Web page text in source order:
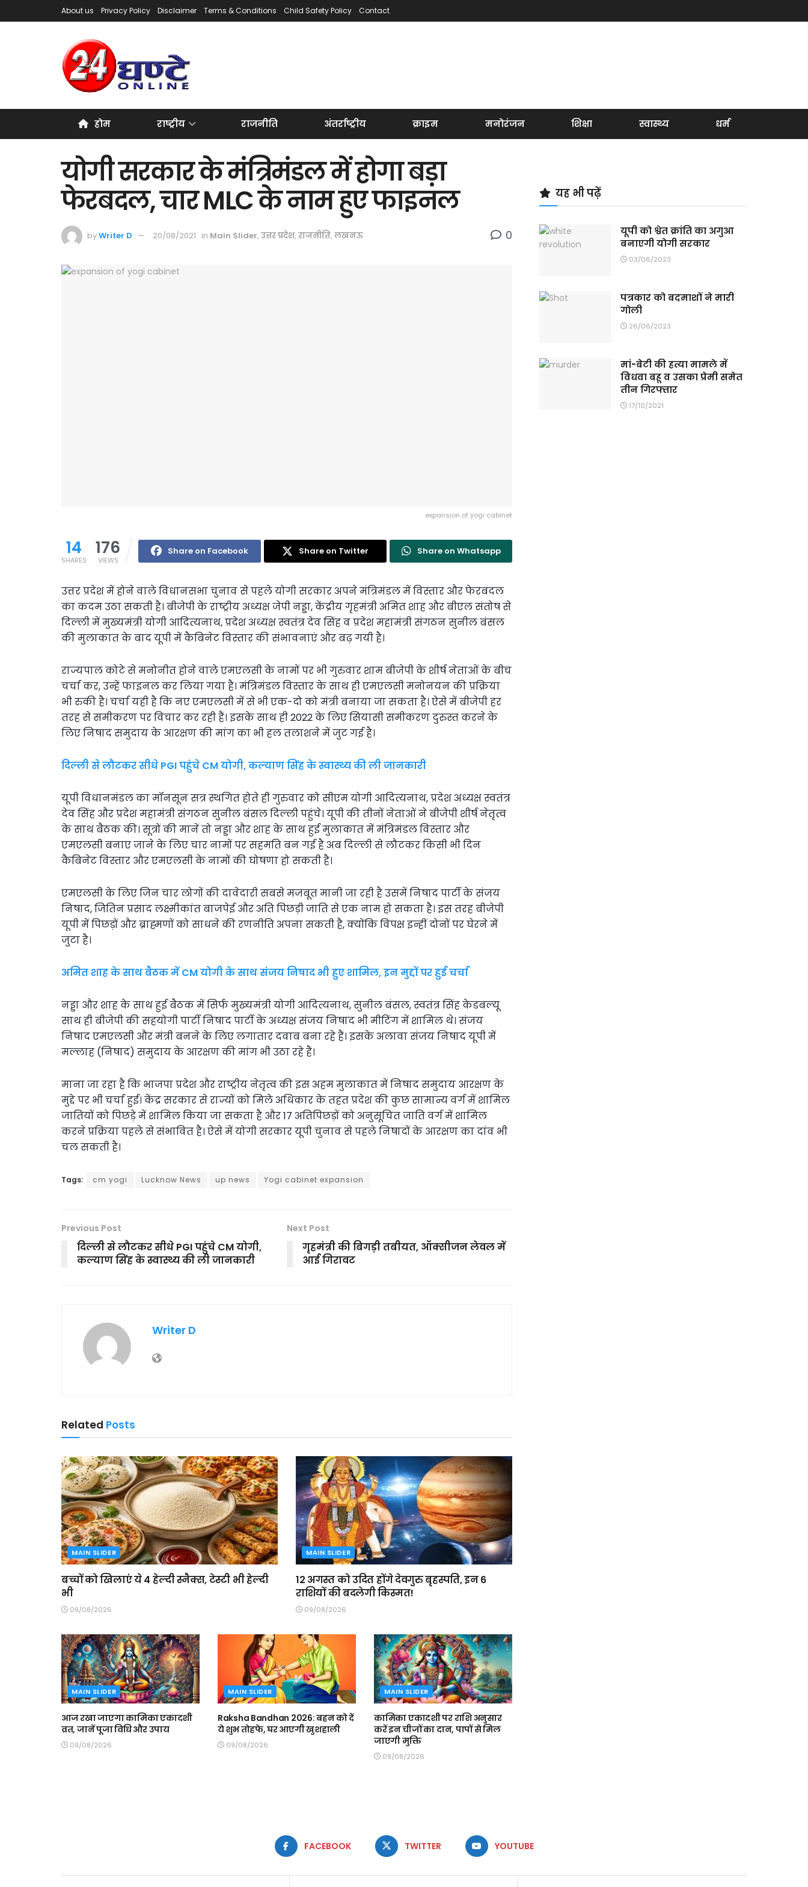
About us Privacy Policy Disclaimer Terms & Conditions Child Safety Policy Contact
होम राष्ट्रीय राजनीति अंतर्राष्ट्रीय क्राइम मनोरंजन शिक्षा स्वास्थ्य धर्म
योगी सरकार के मंत्रिमंडल में होगा बड़ा
फेरबदल, चार MLC के नाम हुए फाइनल
byWriter D 20/08/2021 in Main Slider, उत्तर प्रदेश, राजनीति, लखनऊ 0
expansion of yogi cabinet
14
SHARES
176
VIEWS
Share on Facebook Share on Twitter Share on Whatsapp
उत्तर प्रदेश में होने वाले विधानसभा चुनाव से पहले योगी सरकार अपने मंत्रिमंडल में विस्तार और फेरबदल
का कदम उठा सकती है। बीजेपी के राष्ट्रीय अध्यक्ष जेपी नड्डा, केंद्रीय गृहमंत्री अमित शाह और बीएल संतोष से
दिल्ली में मुख्यमंत्री योगी आदित्यनाथ, प्रदेश अध्यक्ष स्वतंत्र देव सिंह व प्रदेश महामंत्री संगठन सुनील बंसल
की मुलाकात के बाद यूपी में कैबिनेट विस्तार की संभावनाएं और बढ़ गयी है।
राज्यपाल कोटे से मनोनीत होने वाले एमएलसी के नामों पर भी गुरुवार शाम बीजेपी के शीर्ष नेताओं के बीच
चर्चा कर, उन्हें फाइनल कर लिया गया है। मंत्रिमंडल विस्तार के साथ ही एमएलसी मनोनयन की प्रक्रिया
भी रुकी है। चर्चा यही है कि नए एमएलसी में से भी एक-दो को मंत्री बनाया जा सकता है। ऐसे में बीजेपी हर
तरह से समीकरण पर विचार कर रही हैं। इसके साथ ही 2022 के लिए सियासी समीकरण दुरुस्त करने के
लिए निषाद समुदाय के आरक्षण की मांग का भी हल तलाशने में जुट गई है।
दिल्ली से लौटकर सीधे PGI पहुंचे CM योगी, कल्याण सिंह के स्वास्थ्य की ली जानकारी
यूपी विधानमंडल का मॉनसून सत्र स्थगित होते ही गुरुवार को सीएम योगी आदित्यनाथ, प्रदेश अध्यक्ष स्वतंत्र
देव सिंह और प्रदेश महामंत्री संगठन सुनील बंसल दिल्ली पहुंचे। यूपी की तीनों नेताओं ने बीजेपी शीर्ष नेतृत्व
के साथ बैठक की। सूत्रों की मानें तो नड्डा और शाह के साथ हुई मुलाकात में मंत्रिमंडल विस्तार और
एमएलसी बनाए जाने के लिए चार नामों पर सहमति बन गई है अब दिल्ली से लौटकर किसी भी दिन
कैबिनेट विस्तार और एमएलसी के नामों की घोषणा हो सकती है।
एमएलसी के लिए जिन चार लोगों की दावेदारी सबसे मजबूत मानी जा रही है उसमें निषाद पार्टी के संजय
निषाद, जितिन प्रसाद लक्ष्मीकांत बाजपेई और अति पिछड़ी जाति से एक नाम हो सकता है। इस तरह बीजेपी
यूपी में पिछड़ों और ब्राह्मणों को साधने की रणनीति अपना सकती है, क्योंकि विपक्ष इन्हीं दोनों पर घेरने में
जुटा है।
अमित शाह के साथ बैठक में CM योगी के साथ संजय निषाद भी हुए शामिल, इन मुद्दों पर हुई चर्चा
नड्डा और शाह के साथ हुई बैठक में सिर्फ मुख्यमंत्री योगी आदित्यनाथ, सुनील बंसल, स्वतंत्र सिंह केडबल्यू
साथ ही बीजेपी की सहयोगी पार्टी निषाद पार्टी के अध्यक्ष संजय निषाद भी मीटिंग में शामिल थे। संजय
निषाद एमएलसी और मंत्री बनने के लिए लगातार दवाब बना रहे हैं। इसके अलावा संजय निषाद यूपी में
मल्लाह (निषाद) समुदाय के आरक्षण की मांग भी उठा रहे हैं।
माना जा रहा है कि भाजपा प्रदेश और राष्ट्रीय नेतृत्व की इस अहम मुलाकात में निषाद समुदाय आरक्षण के
मुद्दे पर भी चर्चा हुई। केंद्र सरकार से राज्यों को मिले अधिकार के तहत प्रदेश की कुछ सामान्य वर्ग में शामिल
जातियों को पिछड़े में शामिल किया जा सकता है और 17 अतिपिछड़ों को अनुसूचित जाति वर्ग में शामिल
करने प्रक्रिया पहले से संभावित है। ऐसे में योगी सरकार यूपी चुनाव से पहले निषादों के आरक्षण का दांव भी
चल सकती है।
Tags: cm yogi Lucknow News up news Yogi cabinet expansion
Previous Post
दिल्ली से लौटकर सीधे PGI पहुंचे CM योगी,
कल्याण सिंह के स्वास्थ्य की ली जानकारी
Next Post
गृहमंत्री की बिगड़ी तबीयत, ऑक्सीजन लेवल में
आई गिरावट
Writer D
Related Posts
MAIN SLIDER
बच्चों को खिलाएं ये 4 हेल्दी स्नैक्स, टेस्टी भी हेल्दी
भी
09/08/2026
MAIN SLIDER
12 अगस्त को उदित होंगे देवगुरु बृहस्पति, इन 6
राशियों की बदलेगी किस्मत!
09/08/2026
MAIN SLIDER
आज रखा जाएगा कामिका एकादशी
व्रत, जानें पूजा विधि और उपाय
09/08/2026
MAIN SLIDER
Raksha Bandhan 2026: बहन को दें
ये शुभ तोहफे, घर आएगी खुशहाली
09/08/2026
MAIN SLIDER
कामिका एकादशी पर राशि अनुसार
करें इन चीजों का दान, पापों से मिल
जाएगी मुक्ति
09/08/2026
यह भी पढ़ें
यूपी को श्वेत क्रांति का अगुआ
बनाएगी योगी सरकार
03/06/2023
पत्रकार को बदमाशों ने मारी
गोली
26/06/2023
मां-बेटी की हत्या मामले में
विधवा बहू व उसका प्रेमी समेत
तीन गिरफ्तार
17/10/2021
FACEBOOK TWITTER YOUTUBE